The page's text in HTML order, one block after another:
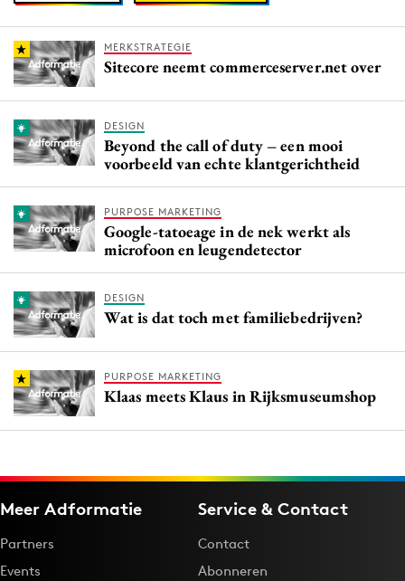
Reputatie & crisis
MERKSTRATEGIE
Sitecore neemt commerceserver.net over
DESIGN
Beyond the call of duty – een mooi
voorbeeld van echte klantgerichtheid
PURPOSE MARKETING
Google-tatoeage in de nek werkt als
microfoon en leugendetector
DESIGN
Wat is dat toch met familiebedrijven?
PURPOSE MARKETING
Klaas meets Klaus in Rijksmuseumshop
Meer Adformatie
Partners
Events
Service & Contact
Contact
Abonneren